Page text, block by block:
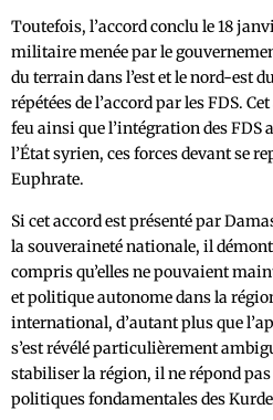
Toutefois, l’accord conclu le 18
militaire menée par le
du terrain dans l’est et le nord-est
répétées de l’accord par les FDS.
feu ainsi que l’intégration des FDS
l’État syrien, ces forces devant se
Euphrate.
Si cet accord est présenté par
la souveraineté nationale, il
compris qu’elles ne pouvaient
et politique autonome dans la
international, d’autant plus que
s’est révélé particulièrement
stabiliser la région, il ne répond
politiques fondamentales des